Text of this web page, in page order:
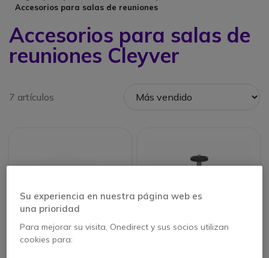
Accesorios para salas de reuniones
Accesorios para salas de
reuniones Cleyver
7 artículos
Su experiencia en nuestra página web es
una prioridad
Para mejorar su visita, Onedirect y sus socios utilizan
cookies para: